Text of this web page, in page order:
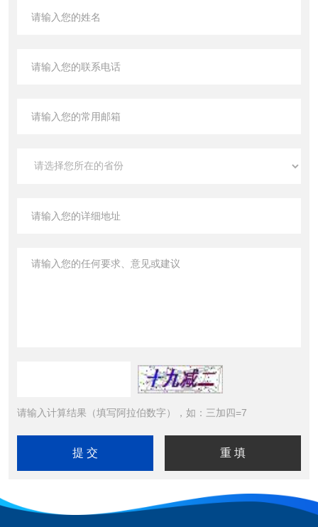
请输入计算结果（填写阿拉伯数字），如：三加四=7